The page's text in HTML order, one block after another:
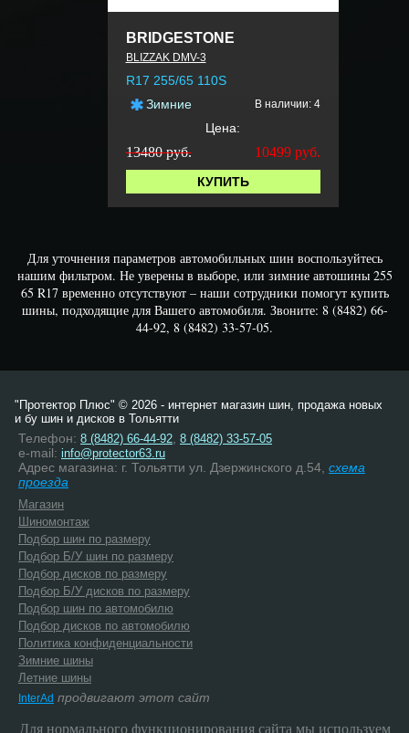
BRIDGESTONE
BLIZZAK DMV-3
R17 255/65 110S
Зимние
В наличии: 4
Цена:
13480 руб. 10499 руб.
КУПИТЬ
Для уточнения параметров автомобильных шин воспользуйтесь
нашим фильтром. Не уверены в выборе, или зимние автошины 255
65 R17 временно отсутствуют – наши сотрудники помогут купить
шины, подходящие для Вашего автомобиля. Звоните: 8 (8482) 66-
44-92, 8 (8482) 33-57-05.
"Протектор Плюс" © 2026 - интернет магазин шин, продажа новых
и бу шин и дисков в Тольятти
Телефон: 8 (8482) 66-44-92 8 (8482) 33-57-05
e-mail: info@protector63.ru
Адрес магазина: г. Тольятти ул. Дзержинского д.54, схема
проезда
Магазин
Шиномонтаж
Подбор шин по размеру
Подбор Б/У шин по размеру
Подбор дисков по размеру
Подбор Б/У дисков по размеру
Подбор шин по автомобилю
Подбор дисков по автомобилю
Политика конфиденциальности
Зимние шины
Летние шины
InterAd продвигают этот сайт
Для нормального функционирования сайта мы используем